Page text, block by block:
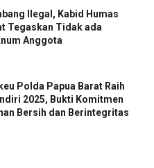
Ilegal, Kabid Humas
Tegaskan Tidak ada
Anggota
Polda Papua Barat Raih
2025, Bukti Komitmen
Bersih dan Berintegritas